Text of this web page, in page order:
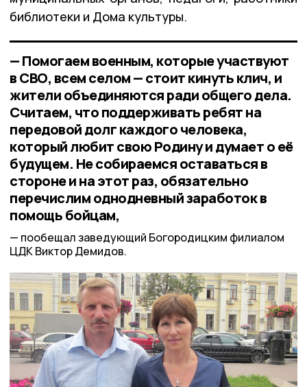
библиотеки и Дома культуры.
— Помогаем военным, которые участвуют
в СВО, всем селом — стоит кинуть клич, и
жители объединяются ради общего дела.
Считаем, что поддерживать ребят на
передовой долг каждого человека,
который любит свою Родину и думает о её
будущем. Не собираемся оставаться в
стороне и на этот раз, обязательно
перечислим однодневный заработок в
помощь бойцам,
пообещал заведующий Богородицким филиалом
ЦДК Виктор Демидов.